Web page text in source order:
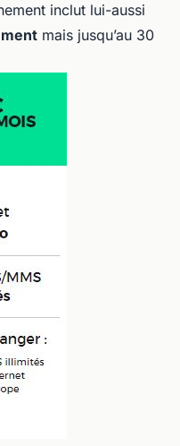
inclut lui-aussi
mais jusqu’au 30